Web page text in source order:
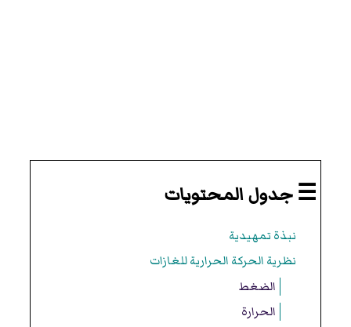
☰ جدول المحتويات
نبذة تمهيدية
نظرية الحركة الحرارية للغازات
الضغط
الحرارة